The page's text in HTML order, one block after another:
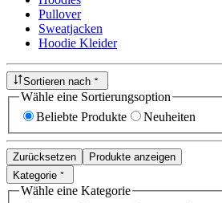
Pullover
Sweatjacken
Hoodie Kleider
Sortieren nach
Wähle eine Sortierungsoption
Beliebte Produkte
Neuheiten
Zurücksetzen
Produkte anzeigen
Kategorie
Wähle eine Kategorie